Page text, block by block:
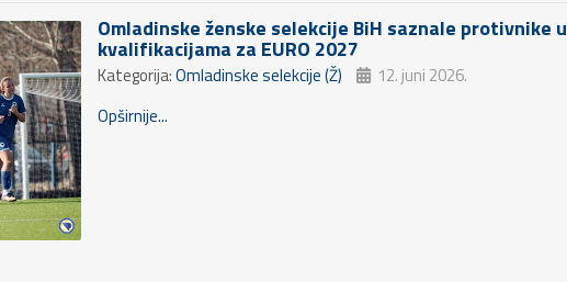
Omladinske ženske selekcije BiH saznale protivnike u
kvalifikacijama za EURO 2027
Kategorija:Omladinske selekcije (Ž)
12. juni 2026.
Opširnije...